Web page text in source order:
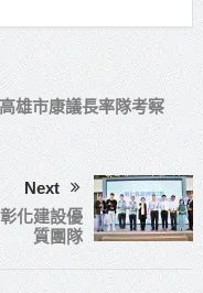
雄市康議長率隊考察
Next
化建設優
質團隊